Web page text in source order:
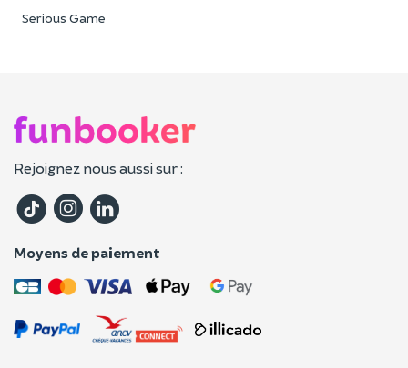
Serious Game
Rejoignez nous aussi sur :
Moyens de paiement